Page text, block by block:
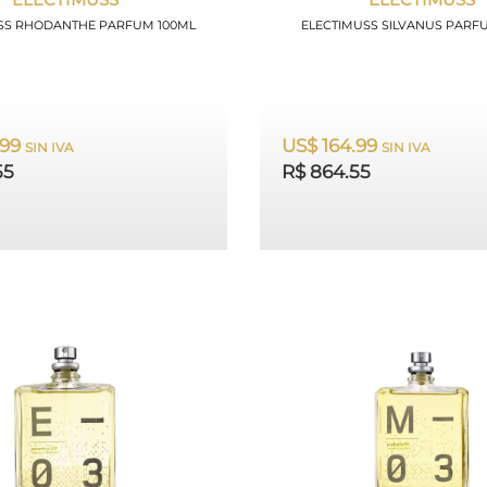
RHODANTHE PARFUM 100ML
SIN IVA
ELECTIMUSS SILVANUS
US$ 164.99 SIN IVA
R$ 864.55